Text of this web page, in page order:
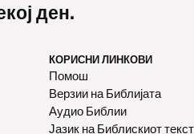
ден.
КОРИСНИ ЛИНКОВИ
Помош
Верзии на Библијата
Аудио Библии
Јазик на Библискиот текст